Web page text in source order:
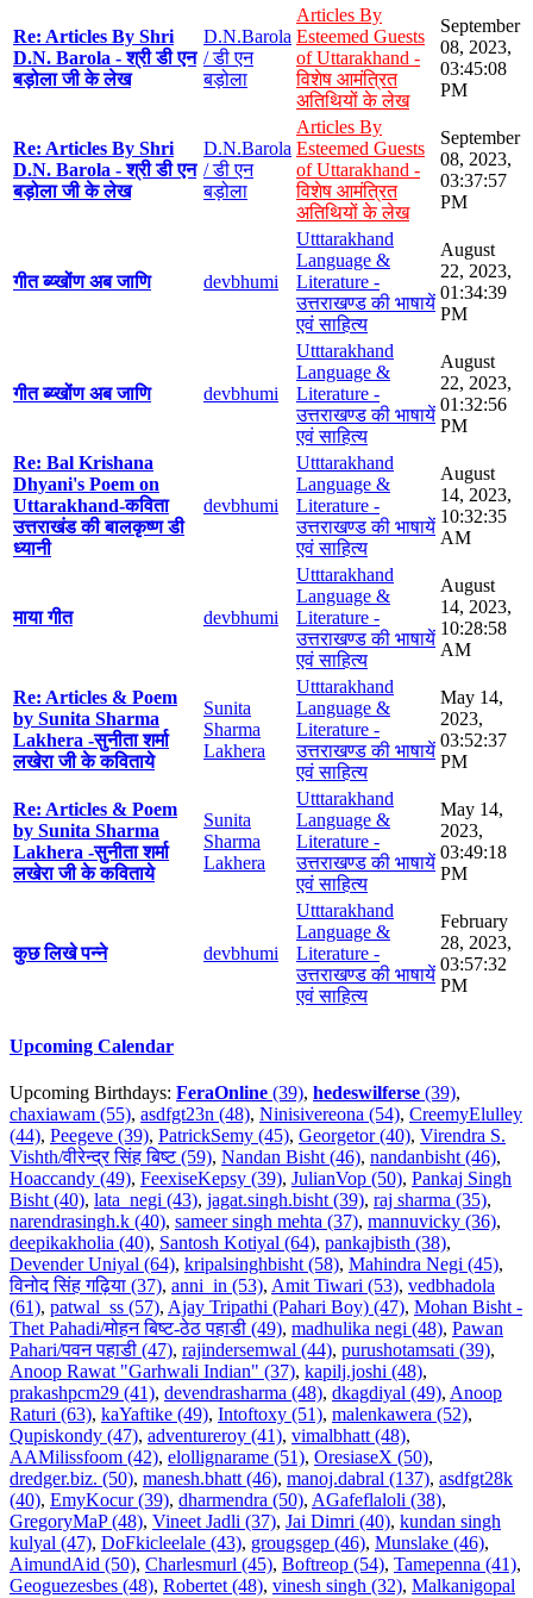
Re: Articles By Shri
D.N. Barola - श्री डी एन
बड़ोला जी के लेख
D.N.Barola
/ डी एन
बड़ोला
Articles By
Esteemed Guests
of Uttarakhand -
विशेष आमंत्रित
अतिथियों के लेख
September
08, 2023,
03:45:08
PM
Re: Articles By Shri
D.N. Barola - श्री डी एन
बड़ोला जी के लेख
D.N.Barola
/ डी एन
बड़ोला
Articles By
Esteemed Guests
of Uttarakhand -
विशेष आमंत्रित
अतिथियों के लेख
September
08, 2023,
03:37:57
PM
गीत ब्य्खोंण अब जाणि devbhumi
Utttarakhand
Language &
Literature -
उत्तराखण्ड की भाषायें
एवं साहित्य
August
22, 2023,
01:34:39
PM
गीत ब्य्खोंण अब जाणि devbhumi
Utttarakhand
Language &
Literature -
उत्तराखण्ड की भाषायें
एवं साहित्य
August
22, 2023,
01:32:56
PM
Re: Bal Krishana
Dhyani's Poem on
Uttarakhand-कविता
उत्तराखंड की बालकृष्ण डी
ध्यानी
devbhumi
Utttarakhand
Language &
Literature -
उत्तराखण्ड की भाषायें
एवं साहित्य
August
14, 2023,
10:32:35
AM
माया गीत devbhumi
Utttarakhand
Language &
Literature -
उत्तराखण्ड की भाषायें
एवं साहित्य
August
14, 2023,
10:28:58
AM
Re: Articles & Poem
by Sunita Sharma
Lakhera -सुनीता शर्मा
लखेरा जी के कविताये
Sunita
Sharma
Lakhera
Utttarakhand
Language &
Literature -
उत्तराखण्ड की भाषायें
एवं साहित्य
May 14,
2023,
03:52:37
PM
Re: Articles & Poem
by Sunita Sharma
Lakhera -सुनीता शर्मा
लखेरा जी के कविताये
Sunita
Sharma
Lakhera
Utttarakhand
Language &
Literature -
उत्तराखण्ड की भाषायें
एवं साहित्य
May 14,
2023,
03:49:18
PM
कुछ लिखे पन्ने devbhumi
Utttarakhand
Language &
Literature -
उत्तराखण्ड की भाषायें
एवं साहित्य
February
28, 2023,
03:57:32
PM
Upcoming Calendar
Upcoming Birthdays: FeraOnline (39), hedeswilferse (39),
chaxiawam (55), asdfgt23n (48), Ninisivereona (54), CreemyElulley
(44), Peegeve (39), PatrickSemy (45), Georgetor (40), Virendra S.
Vishth/वीरेन्द्र सिंह बिष्ट (59), Nandan Bisht (46), nandanbisht (46),
Hoaccandy (49), FeexiseKepsy (39), JulianVop (50), Pankaj Singh
Bisht (40), lata_negi (43), jagat.singh.bisht (39), raj sharma (35),
narendrasingh.k (40), sameer singh mehta (37), mannuvicky (36),
deepikakholia (40), Santosh Kotiyal (64), pankajbisth (38),
Devender Uniyal (64), kripalsinghbisht (58), Mahindra Negi (45),
विनोद सिंह गढ़िया (37), anni_in (53), Amit Tiwari (53), vedbhadola
(61), patwal_ss (57), Ajay Tripathi (Pahari Boy) (47), Mohan Bisht -
Thet Pahadi/मोहन बिष्ट-ठेठ पहाडी (49), madhulika negi (48), Pawan
Pahari/पवन पहाडी (47), rajindersemwal (44), purushotamsati (39),
Anoop Rawat "Garhwali Indian" (37), kapilj.joshi (48),
prakashpcm29 (41), devendrasharma (48), dkagdiyal (49), Anoop
Raturi (63), kaYaftike (49), Intoftoxy (51), malenkawera (52),
Qupiskondy (47), adventureroy (41), vimalbhatt (48),
AAMilissfoom (42), elollignarame (51), OresiaseX (50),
dredger.biz. (50), manesh.bhatt (46), manoj.dabral (137), asdfgt28k
(40), EmyKocur (39), dharmendra (50), AGafeflaloli (38),
GregoryMaP (48), Vineet Jadli (37), Jai Dimri (40), kundan singh
kulyal (47), DoFkicleelale (43), grougsgep (46), Munslake (46),
AimundAid (50), Charlesmurl (45), Boftreop (54), Tamepenna (41),
Geoguezesbes (48), Robertet (48), vinesh singh (32), Malkanigopal